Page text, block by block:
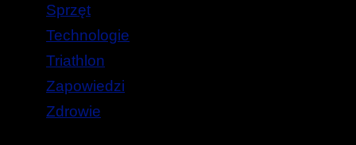
Sprzęt
Technologie
Triathlon
Zapowiedzi
Zdrowie